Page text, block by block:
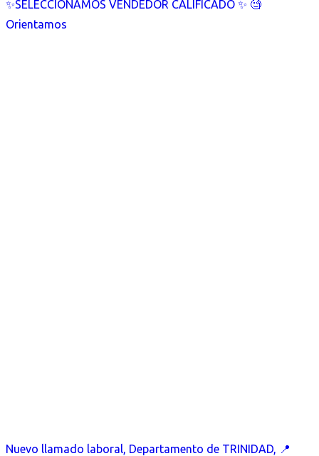
✨SELECCIONAMOS VENDEDOR CALIFICADO ✨ 🧐
Orientamos
Nuevo llamado laboral, Departamento de TRINIDAD, 📍